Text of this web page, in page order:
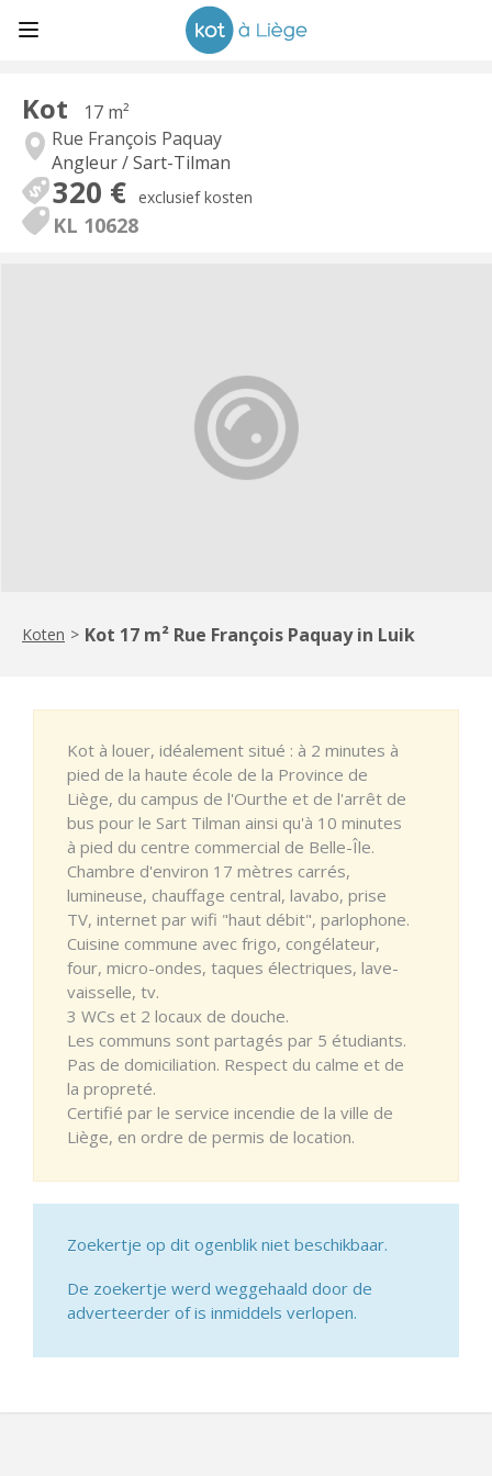
Kot
17 m²
Rue François Paquay
Angleur / Sart-Tilman
320 € exclusief kosten
KL 10628
Koten > Kot 17 m² Rue François Paquay in Luik
Kot à louer, idéalement situé : à 2 minutes à
pied de la haute école de la Province de
Liège, du campus de l'Ourthe et de l'arrêt de
bus pour le Sart Tilman ainsi qu'à 10 minutes
à pied du centre commercial de Belle-Île.
Chambre d'environ 17 mètres carrés,
lumineuse, chauffage central, lavabo, prise
TV, internet par wifi "haut débit", parlophone.
Cuisine commune avec frigo, congélateur,
four, micro-ondes, taques électriques, lave-
vaisselle, tv.
3 WCs et 2 locaux de douche.
Les communs sont partagés par 5 étudiants.
Pas de domiciliation. Respect du calme et de
la propreté.
Certifié par le service incendie de la ville de
Liège, en ordre de permis de location.
Zoekertje op dit ogenblik niet beschikbaar.
De zoekertje werd weggehaald door de
adverteerder of is inmiddels verlopen.